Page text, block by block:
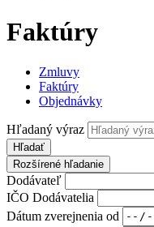
Faktúry
Zmluvy
Faktúry
Objednávky
Hľadaný výraz
Hľadať
Rozšírené hľadanie
Dodávateľ
IČO Dodávatelia
Dátum zverejnenia od